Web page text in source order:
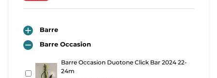
 Barre
 Barre Occasion
Barre Occasion Duotone Click Bar 2024 22-
24m